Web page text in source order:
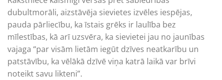
dubultmorāli, aizstāvēja sievietes izvēles iespējas,
pauda pārliecību, ka īstais grēks ir laulība bez
mīlestības, kā arī uzsvēra, ka sievietei jau no jaunības
vajaga “par visām lietām iegūt dzīves neatkarību un
patstāvību, ka vēlākā dzīvē viņa katrā laikā var brīvi
noteikt savu likteni”.